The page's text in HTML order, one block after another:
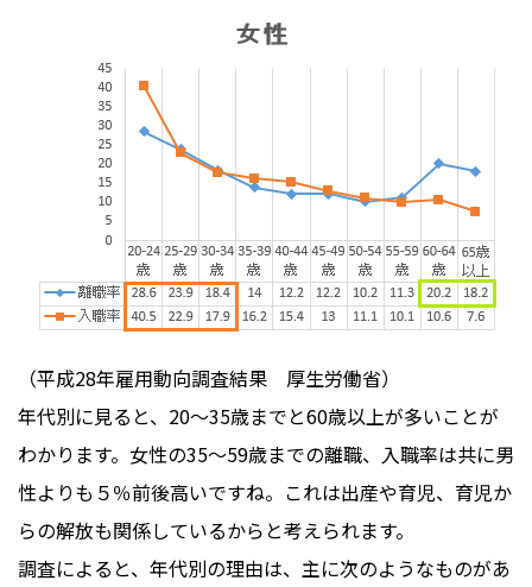
（平成28年雇用動向調査結果 厚生労働省）
年代別に見ると、20～35歳までと60歳以上が多いことが
わかります。女性の35～59歳までの離職、入職率は共に男
性よりも５％前後高いですね。これは出産や育児、育児か
らの解放も関係しているからと考えられます。
調査によると、年代別の理由は、主に次のようなものがあ